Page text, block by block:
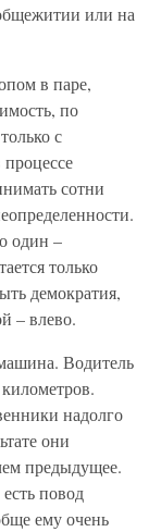
или на
в паре,
по
с
сотни
один –
только
демократия,
– влево.
Водитель
надолго
они
предыдущее.
повод
ему очень